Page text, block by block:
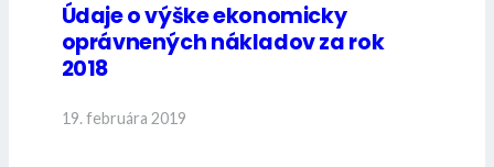
Údaje o výške ekonomicky
oprávnených nákladov za rok
2018
19. februára 2019